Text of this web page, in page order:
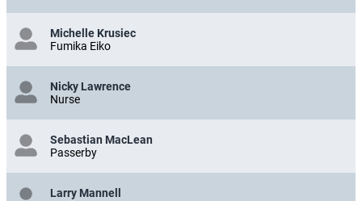
Michelle Krusiec
Fumika Eiko
Nicky Lawrence
Nurse
Sebastian MacLean
Passerby
Larry Mannell